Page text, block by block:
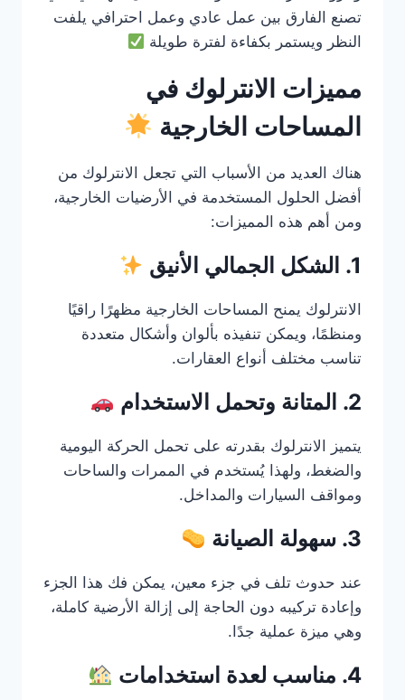
تصنع الفارق بين عمل عادي وعمل احترافي يلفت
النظر ويستمر بكفاءة لفترة طويلة
مميزات الانترلوك في
المساحات الخارجية
هناك العديد من الأسباب التي تجعل الانترلوك من
أفضل الحلول المستخدمة في الأرضيات الخارجية،
ومن أهم هذه المميزات:
1. الشكل الجمالي الأنيق
الانترلوك يمنح المساحات الخارجية مظهرًا راقيًا
ومنظمًا، ويمكن تنفيذه بألوان وأشكال متعددة
تناسب مختلف أنواع العقارات.
2. المتانة وتحمل الاستخدام
يتميز الانترلوك بقدرته على تحمل الحركة اليومية
والضغط، ولهذا يُستخدم في الممرات والساحات
ومواقف السيارات والمداخل.
3. سهولة الصيانة
عند حدوث تلف في جزء معين، يمكن فك هذا الجزء
وإعادة تركيبه دون الحاجة إلى إزالة الأرضية كاملة،
وهي ميزة عملية جدًا.
4. مناسب لعدة استخدامات